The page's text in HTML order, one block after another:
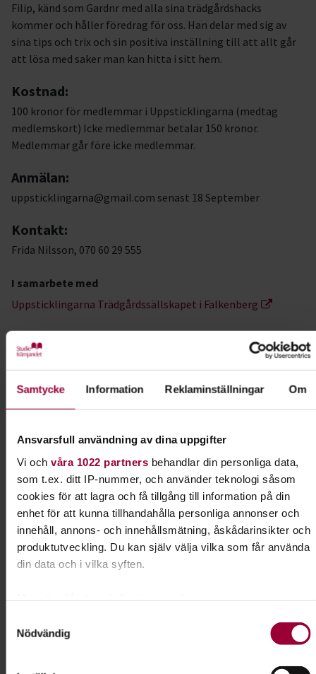
Samtycke Information Reklaminställningar Om
Ansvarsfull användning av dina uppgifter
Vi och våra 1022 partnersbehandlar din personliga data,
som t.ex. ditt IP-nummer, och använder teknologi såsom
cookies för att lagra och få tillgång till information på din
enhet för att kunna tillhandahålla personliga annonser och
innehåll, annons- och innehållsmätning, åskådarinsikter och
produktutveckling. Du kan själv välja vilka som får använda
din data och i vilka syften.
kan ha en noggrannhet på upp till flera meter
Nödvändig
Filip, känd som Gardnr med alla sina trädgårdshacks
kommer och håller föredrag för oss. Han delar med sig av
sina tips och trix och sin positiva inställning till att allt går
att lösa med saker man kan hitta i sitt hem.
Kostnad:
100 kronor för medlemmar i Uppsticklingarna (medtag
medlemskort) Icke medlemmar betalar 150 kronor.
Medlemmar går före icke medlemmar.
Anmälan:
uppsticklingarna@gmail.com senast 18 September
Kontakt:
Frida Nilsson, 070 60 29 555
I samarbete med
Uppsticklingarna Trädgårdssällskapet i Falkenberg
Kontakt
Lena Svensson
0340-20 10 83
Dela: Facebook LinkedIn E-mail
Odling
grönsaker, frukt och bär. Vi hjälper dig att komma